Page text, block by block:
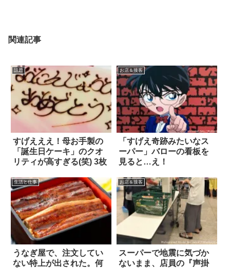
関連記事
話題
すげえええ！母お手製の
「誕生日ケーキ」のクオ
リティが高すぎる(笑) 3枚
お店＆接客
「すげえ奇跡みたいなス
ーパー」バローの看板を
見ると…え！
生活と仕事
うなぎ屋で、注文してい
ない特上が出された。何
お店＆接客
スーパーで地震に気づか
ないまま、店員の『声掛